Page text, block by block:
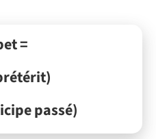
=
passé)